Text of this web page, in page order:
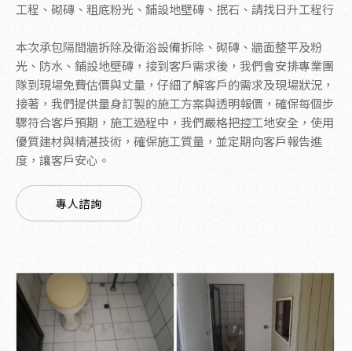
工程、砌磚、粗底粉光、鋪設地壁磚、抿石、請找日升工程行
本次承包隔間牆拆除及衛浴設備拆除、砌磚、牆面整平及粉
光、防水、鋪設地壁磚，接到客戶需求後，我們會安排專業團
隊到現場免費估價與丈量，仔細了解客戶的需求及現場狀況，
接著，我們提供量身訂製的施工方案與透明報價，確保每個步
驟符合客戶預期，施工過程中，我們嚴格把控工地安全，使用
優質建材與精湛技術，確保施工質量，並定期向客戶報告進
度，讓客戶安心。
專人諮詢